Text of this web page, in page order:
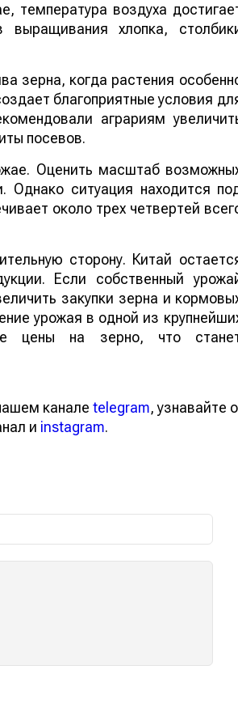
температура воздуха
хлопка,
зерна, когда растения
благоприятные условия
аграриям
посевов.
Оценить масштаб
Однако ситуация находится
около трех четвертей
сторону. Китай
Если собственный
закупки зерна и
урожая в одной из
цены на зерно, что
канале telegram, узнавайте о
и instagram.